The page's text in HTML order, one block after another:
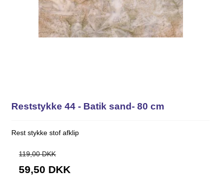
Reststykke 44 - Batik sand- 80 cm
Rest stykke stof afklip
119,00 DKK
59,50 DKK